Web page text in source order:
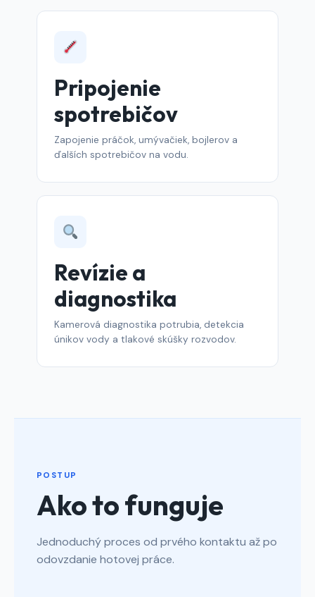
Pripojenie
spotrebičov
Zapojenie práčok, umývačiek, bojlerov a
ďalších spotrebičov na vodu.
Revízie a
diagnostika
Kamerová diagnostika potrubia, detekcia
únikov vody a tlakové skúšky rozvodov.
POSTUP
Ako to funguje
Jednoduchý proces od prvého kontaktu až po
odovzdanie hotovej práce.